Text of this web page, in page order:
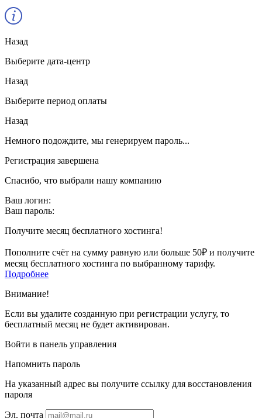
Назад
Выберите дата-центр
Назад
Выберите период оплаты
Назад
Немного подождите, мы генерируем пароль...
Регистрация завершена
Спасибо, что выбрали нашу компанию
Ваш логин:
Ваш пароль:
Получите месяц бесплатного хостинга!
Пополните счёт на сумму равную или больше 50₽ и получите
месяц бесплатного хостинга по выбранному тарифу.
Подробнее
Внимание!
Если вы удалите созданную при регистрации услугу, то
бесплатный месяц не будет активирован.
Войти в панель управления
Напомнить пароль
На указанный адрес вы получите ссылку для восстановления
пароля
Эл. почта